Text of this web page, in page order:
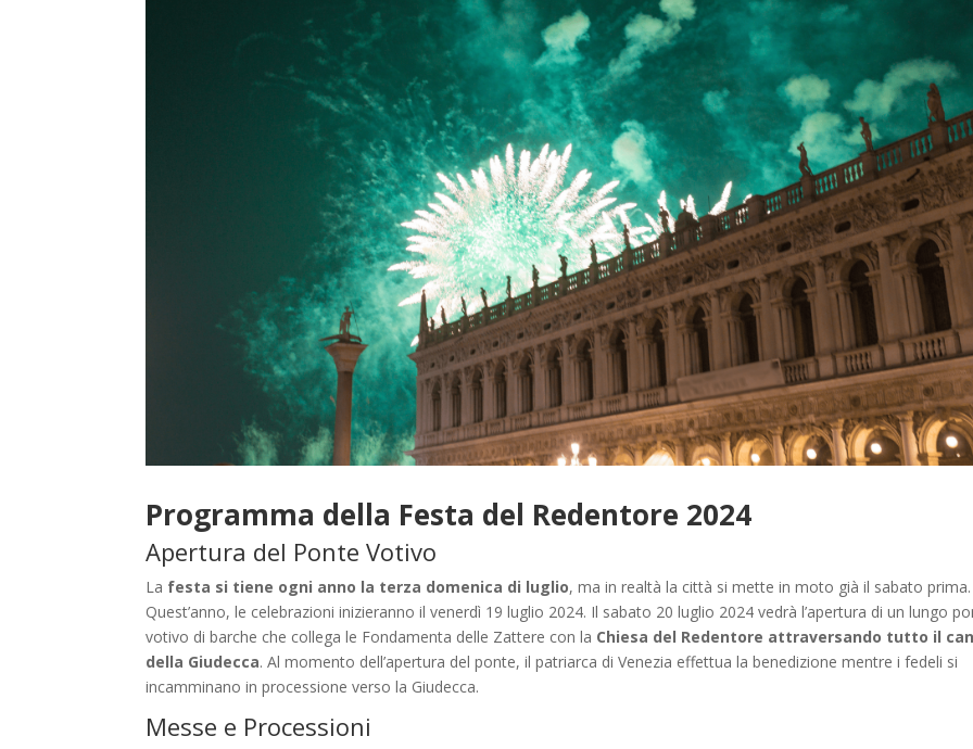
Programma della Festa del Redentore 2024
Apertura del Ponte Votivo
La festa si tiene ogni anno la terza domenica di luglio, ma in realtà la città si mette in moto già il sabato prima.
Quest’anno, le celebrazioni inizieranno il venerdì 19 luglio 2024. Il sabato 20 luglio 2024 vedrà l’apertura di un lungo
votivo di barche che collega le Fondamenta delle Zattere con la Chiesa del Redentore attraversando tutto il
della Giudecca. Al momento dell’apertura del ponte, il patriarca di Venezia effettua la benedizione mentre i fedeli si
incamminano in processione verso la Giudecca.
Messe e Processioni